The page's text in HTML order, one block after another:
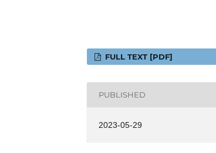
FULL TEXT [PDF]
PUBLISHED
2023-05-29